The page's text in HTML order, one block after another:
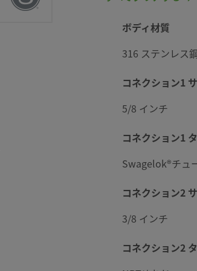
316 ステンレス
ボディ材質
5/8 インチ
コネクション1
Swagelok®チュ
コネクション1
3/8 インチ
コネクション2
コネクション2